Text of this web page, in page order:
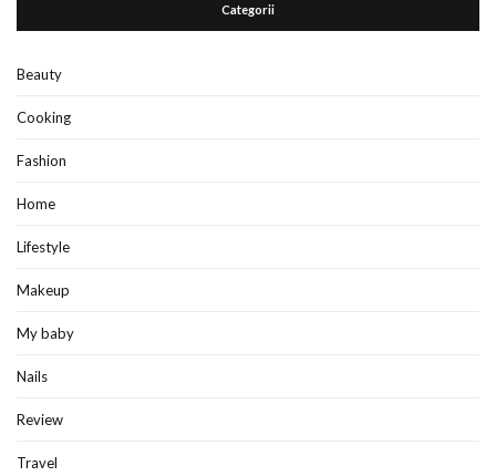
Categorii
Beauty
Cooking
Fashion
Home
Lifestyle
Makeup
My baby
Nails
Review
Travel